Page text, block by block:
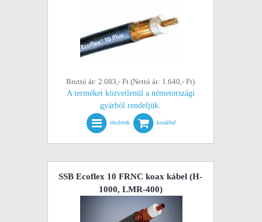
Bruttó ár: 2.083,- Ft (Nettó ár: 1.640,- Ft)
A terméket közvetlenül a németországi
gyárból rendeljük.
részletek kosárba!
SSB Ecoflex 10 FRNC koax kábel (H-
1000, LMR-400)